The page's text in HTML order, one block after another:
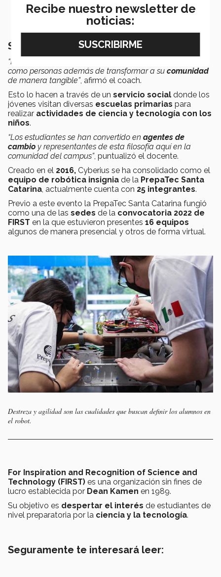
Se unen en comunidad
“He visto como los muchachos se han
como personas además de transformar a su comunidad
de manera tangible”, afirmó el coach.
Esto lo hacen a través de un servicio social donde los
jóvenes visitan diversas escuelas primarias para
realizar actividades de ciencia y tecnología con los
niños.
“Los estudiantes se han convertido en agentes de
cambio y representantes de esta filosofía aquí en la
comunidad del campus”, puntualizó el docente.
Creado en el 2016, Cyberius se ha consolidado como el
equipo de robótica insignia de la PrepaTec Santa
Catarina, actualmente cuenta con 25 integrantes.
Previo a este evento la PrepaTec Santa Catarina fungió
como una de las sedes de la convocatoria 2022 de
FIRST en la que estuvieron presentes 16 equipos
algunos de manera presencial y otros de forma virtual.
Destreza y agilidad son las cualidades que buscan definir los alumnos en
el robot.
For Inspiration and Recognition of Science and
Technology (FIRST) es una organización sin fines de
lucro establecida por Dean Kamen en 1989.
Su objetivo es despertar el interés de estudiantes de
nivel preparatoria por la ciencia y la tecnología.
Seguramente te interesará leer:
Recibe nuestro newsletter de
noticias: